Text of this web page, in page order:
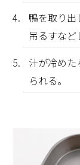
鴨を取り
吊るすなど
汁が冷め
られる。